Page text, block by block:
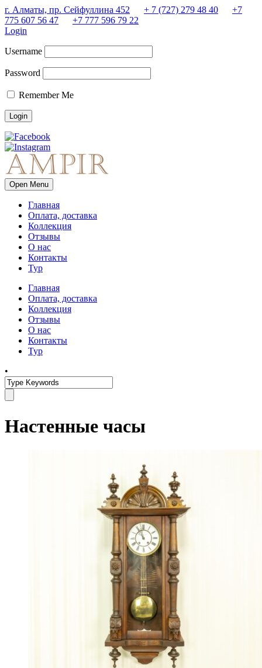
г. Алматы, пр. Сейфуллина 452 + 7 (727) 279 48 40
+7
775 607 56 47
+7 777 596 79 22
Login
Username
Password
Remember Me
Open Menu
Главная
Оплата, доставка
Коллекция
Отзывы
О нас
Контакты
Тур
Главная
Оплата, доставка
Коллекция
Отзывы
О нас
Контакты
Тур
•
Настенные часы